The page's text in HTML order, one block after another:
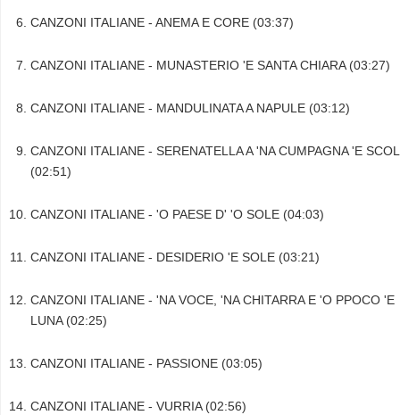
CANZONI ITALIANE - ANEMA E CORE (03:37)
CANZONI ITALIANE - MUNASTERIO 'E SANTA CHIARA (03:27)
CANZONI ITALIANE - MANDULINATA A NAPULE (03:12)
CANZONI ITALIANE - SERENATELLA A 'NA CUMPAGNA 'E
(02:51)
CANZONI ITALIANE - 'O PAESE D' 'O SOLE (04:03)
CANZONI ITALIANE - DESIDERIO 'E SOLE (03:21)
CANZONI ITALIANE - 'NA VOCE, 'NA CHITARRA E 'O PPOCO 'E
LUNA (02:25)
CANZONI ITALIANE - PASSIONE (03:05)
CANZONI ITALIANE - VURRIA (02:56)